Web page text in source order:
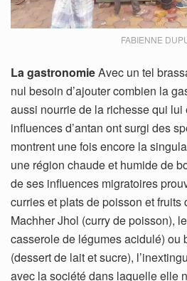
FABIENNE
La gastronomieAvec un tel
nul besoin d’ajouter combien la
aussi nourrie de la richesse qui lui
influences d’antan ont surgi des
montrent une fois encore la
une région chaude et humide de
de ses influences migratoires
curries et plats de poisson et fruits
Machher Jhol (curry de poisson),
casserole de légumes acidulé) ou
(dessert de lait et sucre),
avec la société dans laquelle elle